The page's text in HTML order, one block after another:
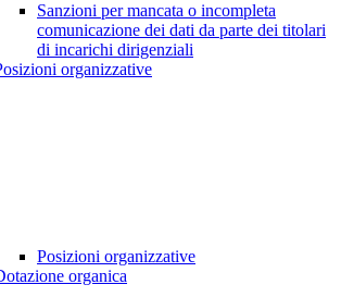
Sanzioni per mancata o incompleta
comunicazione dei dati da parte dei titolari
di incarichi dirigenziali
organizzative
Posizioni organizzative
organica